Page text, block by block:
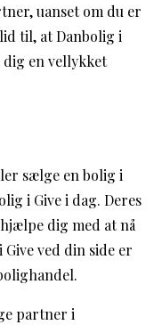
uanset om du er
til, at Danbolig i
en vellykket
sælge en bolig i
i Give i dag. Deres
dig med at nå
ved din side er
partner i